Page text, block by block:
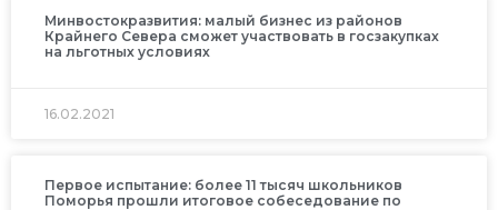
Минвостокразвития: малый бизнес из районов
Крайнего Севера сможет участвовать в госзакупках
на льготных условиях
16.02.2021
Первое испытание: более 11 тысяч школьников
Поморья прошли итоговое собеседование по